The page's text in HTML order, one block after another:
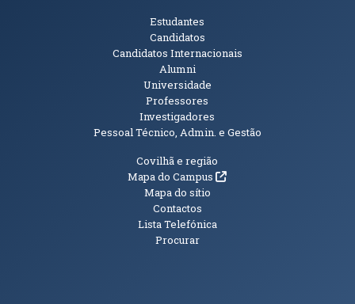
Estudantes
Candidatos
Candidatos Internacionais
Alumni
Universidade
Professores
Investigadores
Pessoal Técnico, Admin. e Gestão
Informações Adicionais
Covilhã e região
Mapa do Campus(abre em nova janela)
Mapa do sítio
Contactos
Lista Telefónica
Procurar